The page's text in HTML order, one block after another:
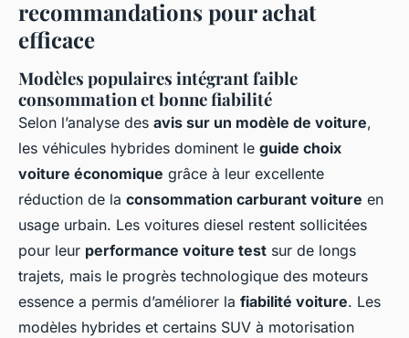
recommandations pour achat
efficace
Modèles populaires intégrant faible
consommation et bonne fiabilité
Selon l’analyse des avis sur un modèle de voiture,
les véhicules hybrides dominent le guide choix
voiture économique grâce à leur excellente
réduction de la consommation carburant voiture en
usage urbain. Les voitures diesel restent sollicitées
pour leur performance voiture test sur de longs
trajets, mais le progrès technologique des moteurs
essence a permis d’améliorer la fiabilité voiture. Les
modèles hybrides et certains SUV à motorisation